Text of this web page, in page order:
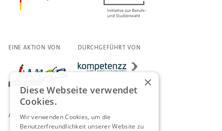
EINE AKTION VON DURCHGEFÜHRT VON
AKTIONEN FÜR MÄDCHEN
×
Diese Webseite verwendet
Cookies.
Wir verwenden Cookies, um die
Benutzerfreundlichkeit unserer Website zu